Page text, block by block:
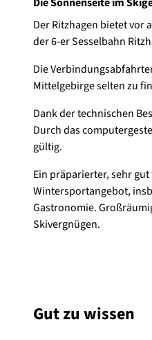
Der Ritzhagen bietet vor
der 6-er Sesselbahn
Die
Mittelgebirge selten zu
Dank der technischen
Durch das
gültig.
Ein präparierter, sehr
Wintersportangebot,
Gastronomie.
Skivergnügen.
Gut zu wissen